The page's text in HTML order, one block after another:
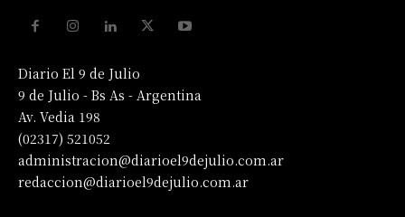
Diario El 9 de Julio
9 de Julio - Bs As - Argentina
Av. Vedia 198
(02317) 521052
administracion@diarioel9dejulio.com.ar
redaccion@diarioel9dejulio.com.ar